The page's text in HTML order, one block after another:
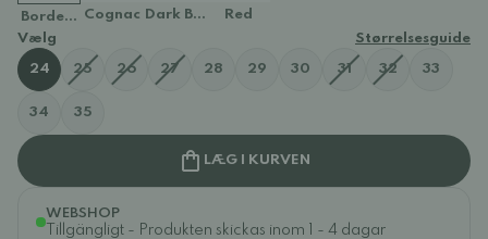
BordeauxCognac Dark Blue
Red
Vælg
Størrelsesguide
24 25 26 27 28 29 30 31 32 33
34 35
LÆG I KURVEN
WEBSHOP
Tillgängligt - Produkten skickas inom 1 - 4 dagar